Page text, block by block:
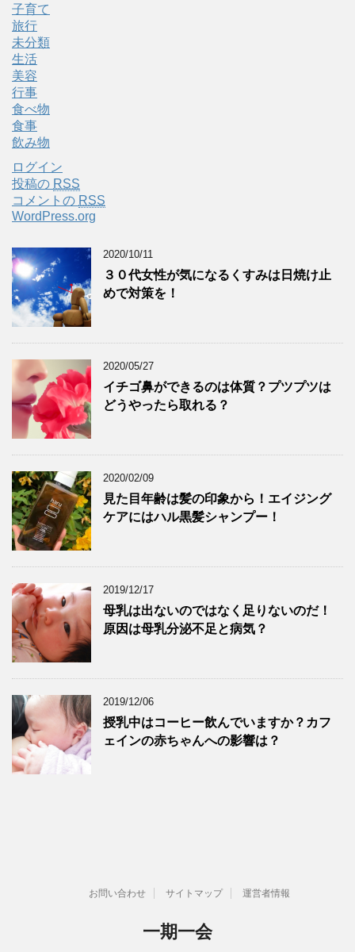
子育て
旅行
未分類
生活
美容
行事
食べ物
食事
飲み物
ログイン
投稿の RSS
コメントの RSS
WordPress.org
2020/10/11
３０代女性が気になるくすみは日焼け止
めで対策を！
2020/05/27
イチゴ鼻ができるのは体質？プツプツは
どうやったら取れる？
2020/02/09
見た目年齢は髪の印象から！エイジング
ケアにはハル黒髪シャンプー！
2019/12/17
母乳は出ないのではなく足りないのだ！
原因は母乳分泌不足と病気？
2019/12/06
授乳中はコーヒー飲んでいますか？カフ
ェインの赤ちゃんへの影響は？
お問い合わせ サイトマップ 運営者情報
一期一会